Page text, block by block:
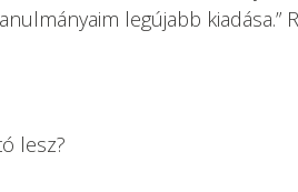
legújabb kiadása.”
lesz?